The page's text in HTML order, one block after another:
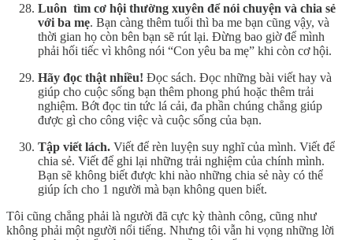
Luôn tìm cơ hội thường xuyên để nói chuyện và chia sẻ
với ba mẹ. Bạn càng thêm tuổi thì ba me bạn cũng vậy, và
thời gian họ còn bên bạn sẽ rút lại. Đừng bao giờ để mình
phải hối tiếc vì không nói “Con yêu ba mẹ” khi còn cơ hội.
Hãy đọc thật nhiều! Đọc sách. Đọc những bài viết hay và
giúp cho cuộc sống bạn thêm phong phú hoặc thêm trải
nghiệm. Bớt đọc tin tức lá cải, đa phần chúng chẳng giúp
được gì cho công việc và cuộc sống của bạn.
Tập viết lách. Viết để rèn luyện suy nghĩ của mình. Viết để
chia sẻ. Viết để ghi lại những trải nghiệm của chính mình.
Bạn sẽ không biết được khi nào những chia sẻ này có thể
giúp ích cho 1 người mà bạn không quen biết.
Tôi cũng chẳng phải là người đã cực kỳ thành công, cũng như
không phải một người nổi tiếng. Nhưng tôi vẫn hi vọng những lời